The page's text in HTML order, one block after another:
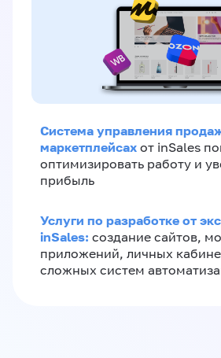
Система управления
маркетплейсах от inSales
оптимизировать работу и
прибыль
Услуги по разработке от
inSales: создание сайтов,
приложений, личных
сложных систем